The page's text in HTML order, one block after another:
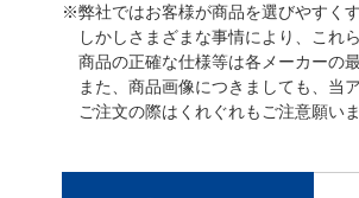
※弊社ではお客様が商品を選びやすく
しかしさまざまな事情により、これ
商品の正確な仕様等は各メーカーの
また、商品画像につきましても、当
ご注文の際はくれぐれもご注意願い